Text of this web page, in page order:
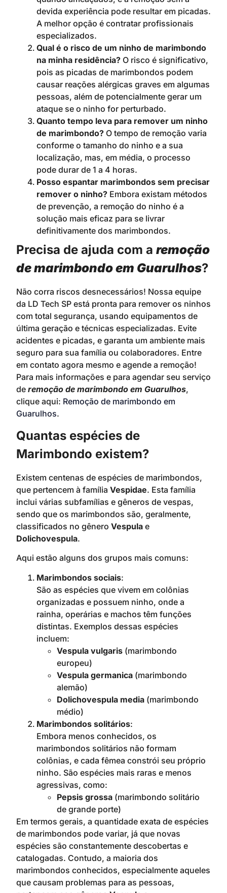
devida experiência pode resultar em picadas.
A melhor opção é contratar profissionais
especializados.
Qual é o risco de um ninho de marimbondo
na minha residência? O risco é significativo,
pois as picadas de marimbondos podem
causar reações alérgicas graves em algumas
pessoas, além de potencialmente gerar um
ataque se o ninho for perturbado.
Quanto tempo leva para remover um ninho
de marimbondo? O tempo de remoção varia
conforme o tamanho do ninho e a sua
localização, mas, em média, o processo
pode durar de 1 a 4 horas.
Posso espantar marimbondos sem precisar
remover o ninho? Embora existam métodos
de prevenção, a remoção do ninho é a
solução mais eficaz para se livrar
definitivamente dos marimbondos.
Precisa de ajuda com a remoção
de marimbondo em Guarulhos?
Não corra riscos desnecessários! Nossa equipe
da LD Tech SP está pronta para remover os ninhos
com total segurança, usando equipamentos de
última geração e técnicas especializadas. Evite
acidentes e picadas, e garanta um ambiente mais
seguro para sua família ou colaboradores. Entre
em contato agora mesmo e agende a remoção!
Para mais informações e para agendar seu serviço
de remoção de marimbondo em Guarulhos,
clique aqui: Remoção de marimbondo em
Guarulhos.
Quantas espécies de
Marimbondo existem?
Existem centenas de espécies de marimbondos,
que pertencem à família Vespidae. Esta família
inclui várias subfamílias e gêneros de vespas,
sendo que os marimbondos são, geralmente,
classificados no gênero Vespula e
Dolichovespula.
Aqui estão alguns dos grupos mais comuns:
Marimbondos sociais:
São as espécies que vivem em colônias
organizadas e possuem ninho, onde a
rainha, operárias e machos têm funções
distintas. Exemplos dessas espécies
incluem:
Vespula vulgaris (marimbondo
europeu)
Vespula germanica (marimbondo
alemão)
Dolichovespula media (marimbondo
médio)
Marimbondos solitários:
Embora menos conhecidos, os
marimbondos solitários não formam
colônias, e cada fêmea constrói seu próprio
ninho. São espécies mais raras e menos
agressivas, como:
Pepsis grossa (marimbondo solitário
de grande porte)
Em termos gerais, a quantidade exata de espécies
de marimbondos pode variar, já que novas
espécies são constantemente descobertas e
catalogadas. Contudo, a maioria dos
marimbondos conhecidos, especialmente aqueles
que causam problemas para as pessoas,